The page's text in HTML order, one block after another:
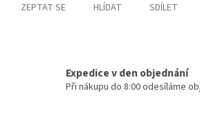
ZEPTAT SE HLÍDAT SDÍLET
Expedice v den objednání
Při nákupu do 8:00 odesíláme